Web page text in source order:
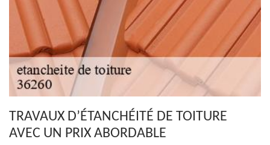
TRAVAUX D’ÉTANCHÉITÉ DE TOITURE
AVEC UN PRIX ABORDABLE